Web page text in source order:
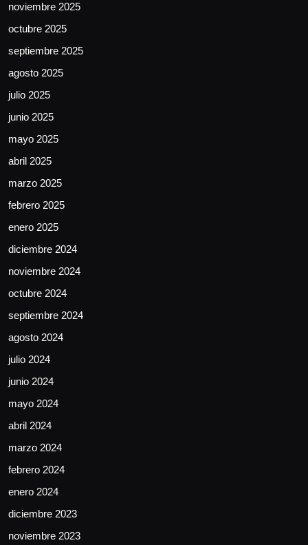
noviembre 2025
octubre 2025
septiembre 2025
agosto 2025
julio 2025
junio 2025
mayo 2025
abril 2025
marzo 2025
febrero 2025
enero 2025
diciembre 2024
noviembre 2024
octubre 2024
septiembre 2024
agosto 2024
julio 2024
junio 2024
mayo 2024
abril 2024
marzo 2024
febrero 2024
enero 2024
diciembre 2023
noviembre 2023